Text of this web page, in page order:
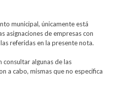
municipal, únicamente está
asignaciones de empresas con
referidas en la presente nota.
consultar algunas de las
a cabo, mismas que no especifica